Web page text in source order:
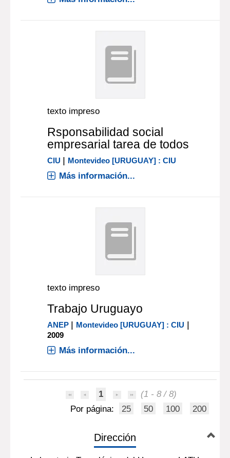
texto impreso
Rsponsabilidad social
empresarial tarea de todos
CIU | Montevideo [URUGUAY] : CIU
Más información...
texto impreso
Trabajo Uruguayo
ANEP | Montevideo [URUGUAY] : CIU |
2009
Más información...
1
(1 - 8 / 8)
Por página:
25 50 100 200
Dirección